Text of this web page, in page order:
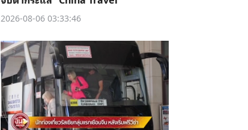
2026-08-06 03:33:46